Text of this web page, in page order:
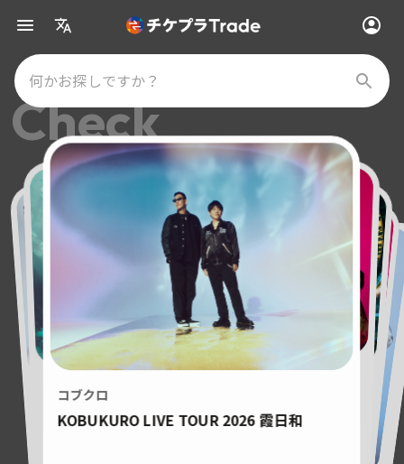
何かお探しですか？
Check
ミュージカル『ディア・エヴァン・ハンセン』
ミュージカル『ディア・エヴァン・ハンセ
Novelbright
Novelbright HALL&ARENA TOUR 2026 〜
コブクロ
KOBUKURO LIVE TOUR 2026 霞日和
SUPER BEAVER
『都会のラクダ TOUR 2026-2027 〜 ラクダ
の人生、ゴーゴーゴー 〜』
音楽と髭達
音楽と髭達2026 - TIME MACHINE -
SUPER BEAVER
Sakurazaka46 ARENA TOUR 2026 -Wha
t’s lonesome?-
ミュージカル「忍たま乱太郎」